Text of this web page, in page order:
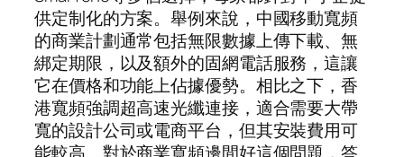
供定制化的方案。舉例來說，中國移動寬頻
的商業計劃通常包括無限數據上傳下載、無
綁定期限，以及額外的固網電話服務，這讓
它在價格和功能上佔據優勢。相比之下，香
港寬頻強調超高速光纖連接，適合需要大帶
寬的設計公司或電商平台，但其安裝費用可